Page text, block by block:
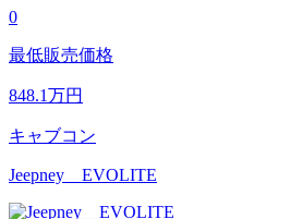
0
最低販売価格
848.1万円
キャブコン
Jeepney EVOLITE